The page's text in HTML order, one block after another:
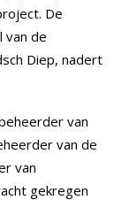
De
van de
Diep, nadert
van
van de
van
gekregen